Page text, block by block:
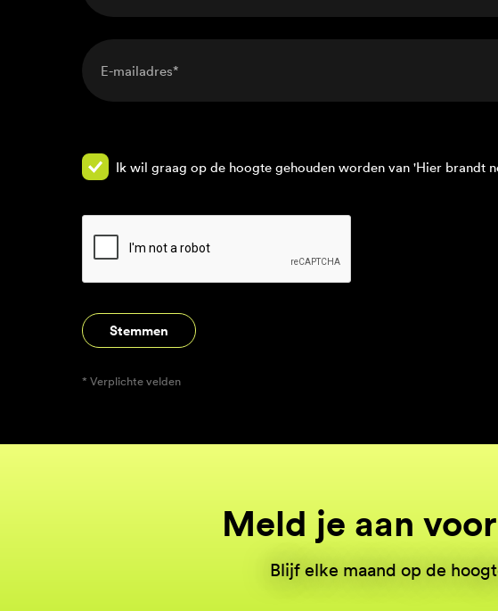
Ik wil graag op de hoogte gehouden worden van 'Hier brandt
* Verplichte velden
Meld je aan
Blijf elke maand op de